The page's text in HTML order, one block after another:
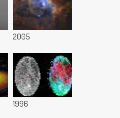
2005
1996